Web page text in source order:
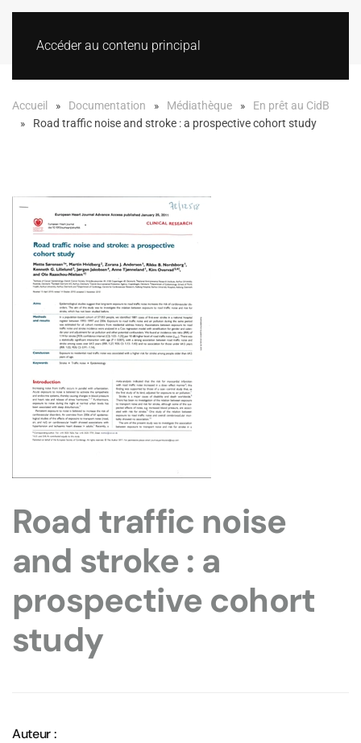
Accéder au contenu principal
Accueil Documentation Médiathèque
En prêt au CidB
Road traffic noise and stroke : a prospective cohort study
Road traffic noise
and stroke : a
prospective cohort
study
Auteur :